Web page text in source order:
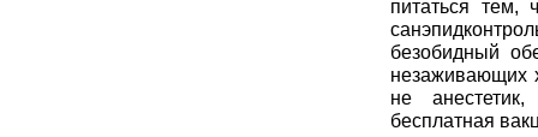
питаться тем,
безобидный
незаживающих
не
бесплатная